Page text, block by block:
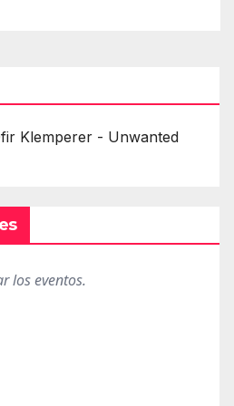
Klemperer - Unwanted